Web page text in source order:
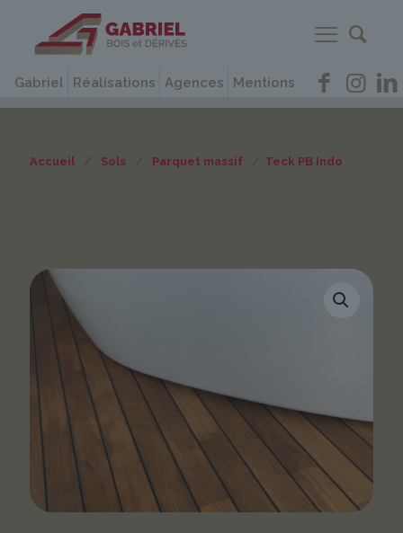
Gabriel Réalisations Agences Mentions
Accueil / Sols / Parquet massif / Teck PB Indo